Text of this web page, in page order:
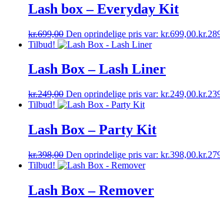
Lash box – Everyday Kit
kr.699,00 Den oprindelige pris var: kr.699,00.kr.
Tilbud!
Lash Box – Lash Liner
kr.249,00 Den oprindelige pris var: kr.249,00.kr.
Tilbud!
Lash Box – Party Kit
kr.398,00 Den oprindelige pris var: kr.398,00.kr.
Tilbud!
Lash Box – Remover